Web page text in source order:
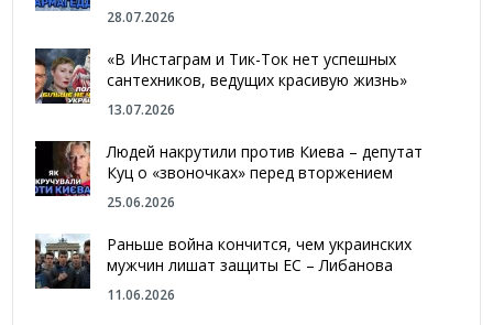
28.07.2026
«В Инстаграм и Тик-Ток нет успешных
сантехников, ведущих красивую жизнь»
13.07.2026
Людей накрутили против Киева – депутат
Куц о «звоночках» перед вторжением
25.06.2026
Раньше война кончится, чем украинских
мужчин лишат защиты ЕС – Либанова
11.06.2026